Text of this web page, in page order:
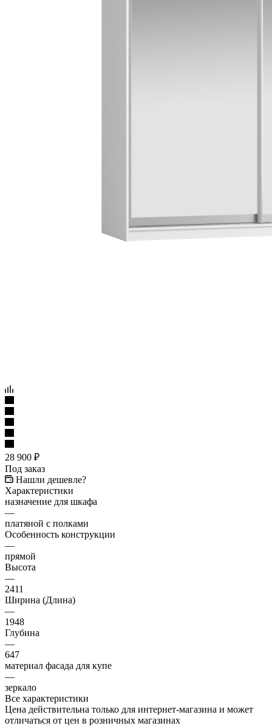
28 900 ₽
Под заказ
Нашли дешевле?
Характеристики
назначение для шкафа
—
платяной с полками
Особенность конструкции
—
прямой
Высота
—
2411
Ширина (Длина)
—
1948
Глубина
—
647
материал фасада для купе
—
зеркало
Все характеристики
Цена действительна только для интернет-магазина и может
отличаться от цен в розничных магазинах